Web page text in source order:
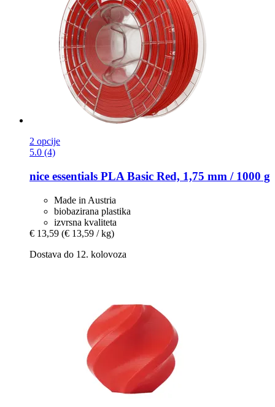
2 opcije
5.0 (4)
nice essentials PLA Basic Red, 1,75 mm / 1000 g
Made in Austria
biobazirana plastika
izvrsna kvaliteta
€ 13,59 (€ 13,59 / kg)
Dostava do 12. kolovoza